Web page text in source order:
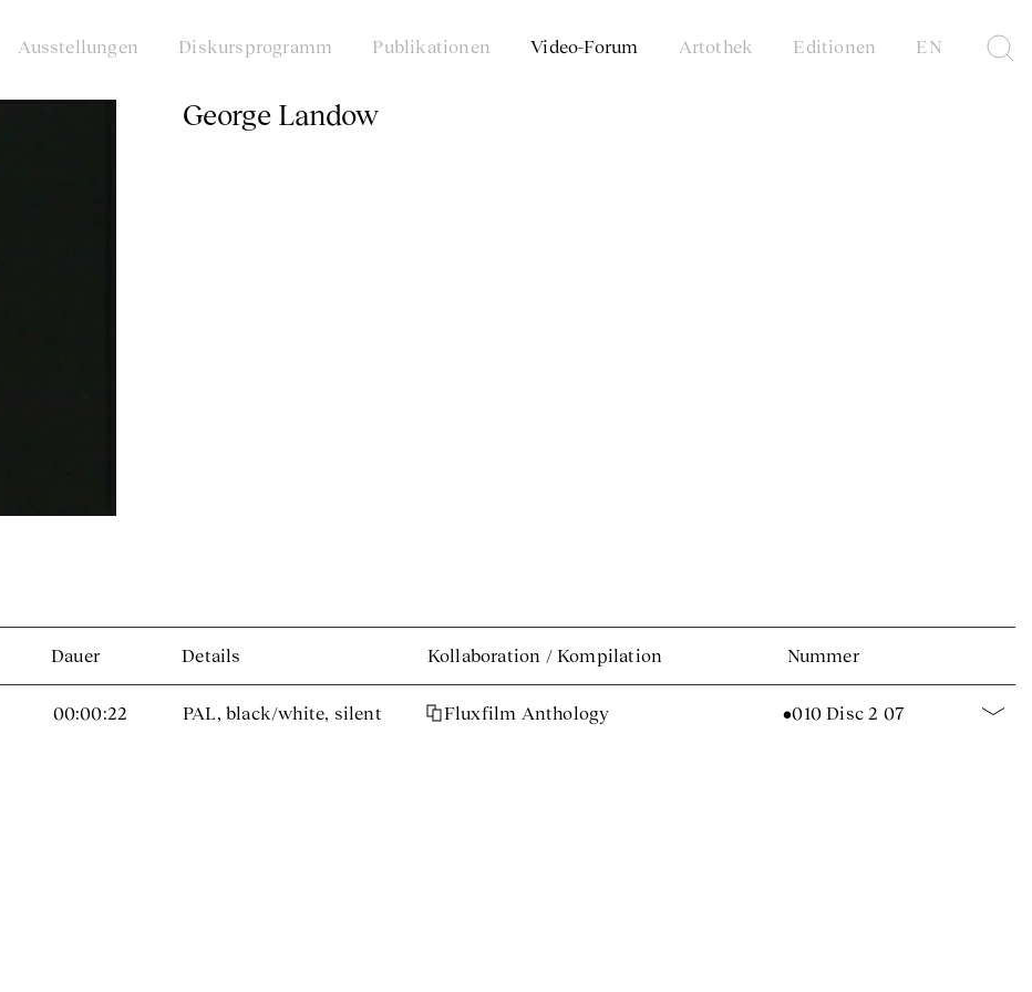
Ausstellungen Diskursprogramm Publikationen Video-Forum Artothek Editionen EN
George Landow
Dauer Details Kollaboration / Kompilation Nummer
00:00:22 PAL, black/white, silent Fluxfilm Anthology •010 Disc 2 07